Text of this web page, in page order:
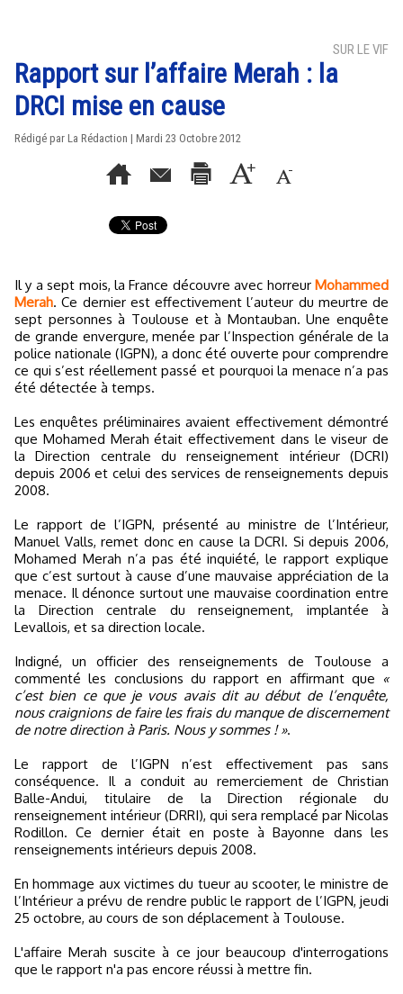
SUR LE VIF
Rapport sur l’affaire Merah : la
DRCI mise en cause
Rédigé par La Rédaction | Mardi 23 Octobre 2012
Il y a sept mois, la France découvre avec horreur Mohammed
Merah. Ce dernier est effectivement l’auteur du meurtre de
sept personnes à Toulouse et à Montauban. Une enquête
de grande envergure, menée par l’Inspection générale de la
police nationale (IGPN), a donc été ouverte pour comprendre
ce qui s’est réellement passé et pourquoi la menace n’a pas
été détectée à temps.
Les enquêtes préliminaires avaient effectivement démontré
que Mohamed Merah était effectivement dans le viseur de
la Direction centrale du renseignement intérieur (DCRI)
depuis 2006 et celui des services de renseignements depuis
2008.
Le rapport de l’IGPN, présenté au ministre de l’Intérieur,
Manuel Valls, remet donc en cause la DCRI. Si depuis 2006,
Mohamed Merah n’a pas été inquiété, le rapport explique
que c’est surtout à cause d’une mauvaise appréciation de la
menace. Il dénonce surtout une mauvaise coordination entre
la Direction centrale du renseignement, implantée à
Levallois, et sa direction locale.
Indigné, un officier des renseignements de Toulouse a
commenté les conclusions du rapport en affirmant que «
c’est bien ce que je vous avais dit au début de l’enquête,
nous craignions de faire les frais du manque de discernement
de notre direction à Paris. Nous y sommes ! ».
Le rapport de l’IGPN n’est effectivement pas sans
conséquence. Il a conduit au remerciement de Christian
Balle-Andui, titulaire de la Direction régionale du
renseignement intérieur (DRRI), qui sera remplacé par Nicolas
Rodillon. Ce dernier était en poste à Bayonne dans les
renseignements intérieurs depuis 2008.
En hommage aux victimes du tueur au scooter, le ministre de
l’Intérieur a prévu de rendre public le rapport de l’IGPN, jeudi
25 octobre, au cours de son déplacement à Toulouse.
L'affaire Merah suscite à ce jour beaucoup d'interrogations
que le rapport n'a pas encore réussi à mettre fin.